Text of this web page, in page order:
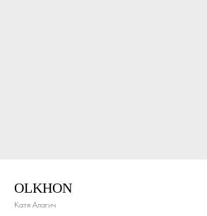
OLKHON
Катя Алагич